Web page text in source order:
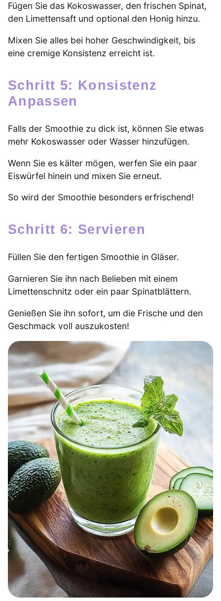
Fügen Sie das Kokoswasser, den frischen Spinat,
den Limettensaft und optional den Honig hinzu.
Mixen Sie alles bei hoher Geschwindigkeit, bis
eine cremige Konsistenz erreicht ist.
Schritt 5: Konsistenz
Anpassen
Falls der Smoothie zu dick ist, können Sie etwas
mehr Kokoswasser oder Wasser hinzufügen.
Wenn Sie es kälter mögen, werfen Sie ein paar
Eiswürfel hinein und mixen Sie erneut.
So wird der Smoothie besonders erfrischend!
Schritt 6: Servieren
Füllen Sie den fertigen Smoothie in Gläser.
Garnieren Sie ihn nach Belieben mit einem
Limettenschnitz oder ein paar Spinatblättern.
Genießen Sie ihn sofort, um die Frische und den
Geschmack voll auszukosten!